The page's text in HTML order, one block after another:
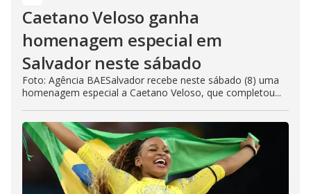
Caetano Veloso ganha
homenagem especial em
Salvador neste sábado
Foto: Agência BAESalvador recebe neste sábado (8) uma
homenagem especial a Caetano Veloso, que completou...